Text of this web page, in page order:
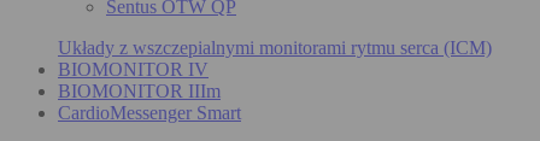
Sentus OTW QP
Układy z wszczepialnymi monitorami rytmu serca (ICM)
BIOMONITOR IV
BIOMONITOR IIIm
CardioMessenger Smart